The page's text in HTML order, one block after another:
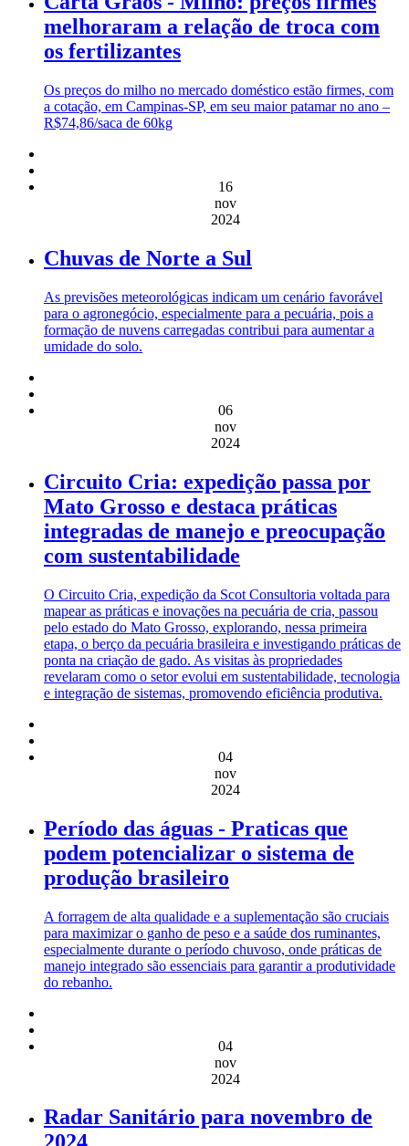
melhoraram a relação de troca com
os fertilizantes
Os preços do milho no mercado doméstico estão firmes, com
a cotação, em Campinas-SP, em seu maior patamar no ano –
R$74,86/saca de 60kg
16
nov
2024
Chuvas de Norte a Sul
As previsões meteorológicas indicam um cenário favorável
para o agronegócio, especialmente para a pecuária, pois a
formação de nuvens carregadas contribui para aumentar a
umidade do solo.
06
nov
2024
Circuito Cria: expedição passa por
Mato Grosso e destaca práticas
integradas de manejo e preocupação
com sustentabilidade
O Circuito Cria, expedição da Scot Consultoria voltada para
mapear as práticas e inovações na pecuária de cria, passou
pelo estado do Mato Grosso, explorando, nessa primeira
etapa, o berço da pecuária brasileira e investigando práticas de
ponta na criação de gado. As visitas às propriedades
revelaram como o setor evolui em sustentabilidade, tecnologia
e integração de sistemas, promovendo eficiência produtiva.
04
nov
2024
Período das águas - Praticas que
podem potencializar o sistema de
produção brasileiro
A forragem de alta qualidade e a suplementação são cruciais
para maximizar o ganho de peso e a saúde dos ruminantes,
especialmente durante o período chuvoso, onde práticas de
manejo integrado são essenciais para garantir a produtividade
do rebanho.
04
nov
2024
Radar Sanitário para novembro de